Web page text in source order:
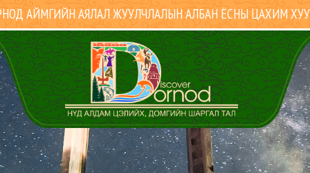
АЙМГИЙН АЯЛАЛ ЖУУЛЧЛАЛЫН АЛБАН ЁСНЫ ЦАХИМ